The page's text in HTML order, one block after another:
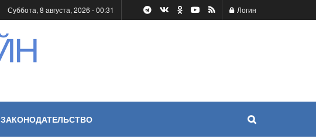
Суббота, 8 августа, 2026 - 00:31 Логин
ЗАКОНОДАТЕЛЬСТВО